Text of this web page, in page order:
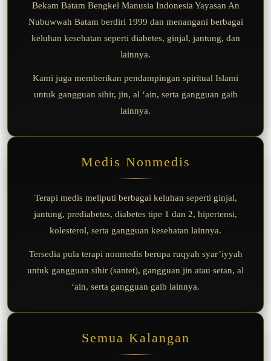
Bekam Batam Bengkel Manusia Indonesia Yayasan An
Nubuwwah Batam berdiri 1999 dan menangani berbagai
keluhan kesehatan seperti diabetes, ginjal, jantung, dan
lainnya.
Kami juga memberikan pendampingan spiritual Islami
untuk gangguan sihir, jin, al ‘ain, serta gangguan gaib
lainnya.
Medis Nonmedis
Terapi medis meliputi berbagai keluhan seperti ginjal,
jantung, prediabetes, diabetes tipe 1 dan 2, hipertensi,
kolesterol, serta gangguan kesehatan lainnya.
Tersedia pula terapi nonmedis berupa ruqyah syar’iyyah
untuk gangguan sihir (santet), gangguan jin atau setan, al
‘ain, serta gangguan gaib lainnya.
Semua Kalangan